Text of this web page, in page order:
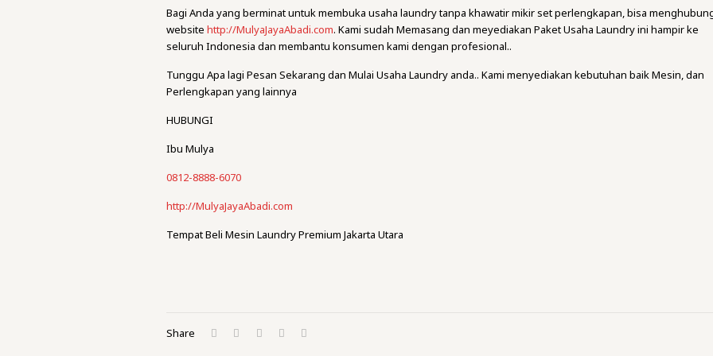
Bagi Anda yang berminat untuk membuka usaha laundry tanpa khawatir mikir set perlengkapan, bisa
websitehttp://MulyaJayaAbadi.com. Kami sudah Memasang dan meyediakan Paket Usaha Laundry ini hampir ke
seluruh Indonesia dan membantu konsumen kami dengan profesional..
Tunggu Apa lagi Pesan Sekarang dan Mulai Usaha Laundry anda.. Kami menyediakan kebutuhan baik Mesin, dan
Perlengkapan yang lainnya
HUBUNGI
Ibu Mulya
0812-8888-6070
http://MulyaJayaAbadi.com
Tempat Beli Mesin Laundry Premium Jakarta Utara
Share